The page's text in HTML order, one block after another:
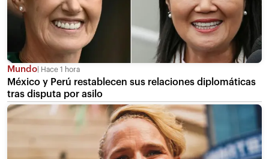
Mundo Hace 1 hora
México y Perú restablecen sus relaciones diplomáticas
tras disputa por asilo